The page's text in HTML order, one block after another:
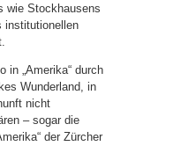
wie Stockhausens
institutionellen
in „Amerika“ durch
Wunderland, in
nicht
– sogar die
der Zürcher